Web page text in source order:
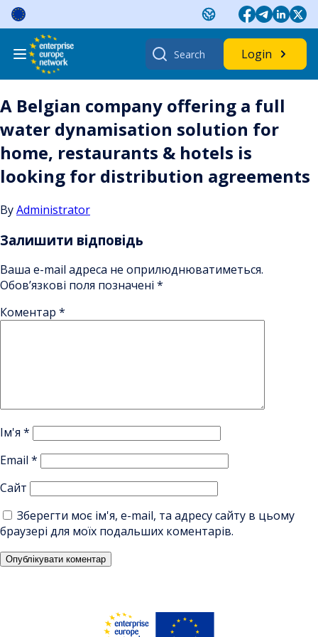
Skip
content
Search
for:
Login
A Belgian company offering a full
water dynamisation solution for
home, restaurants & hotels is
looking for distribution agreements
ByAdministrator
Залишити відповідь
Ваша e-mail адреса не оприлюднюватиметься.
Обов’язкові поля позначені *
Коментар *
Ім'я *
Email *
Сайт
Зберегти моє ім'я, e-mail, та адресу сайту в цьому
браузері для моїх подальших коментарів.